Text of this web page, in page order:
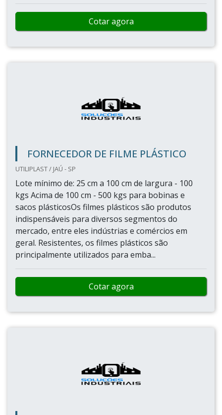
Cotar agora
FORNECEDOR DE FILME PLÁSTICO
UTILIPLAST / JAÚ - SP
Lote mínimo de: 25 cm a 100 cm de largura - 100
kgs Acima de 100 cm - 500 kgs para bobinas e
sacos plásticosOs filmes plásticos são produtos
indispensáveis para diversos segmentos do
mercado, entre eles indústrias e comércios em
geral. Resistentes, os filmes plásticos são
principalmente utilizados para emba...
Cotar agora